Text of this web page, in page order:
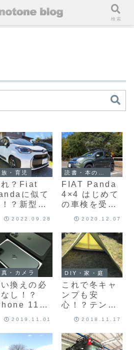
・育児
れ？Fiat
に似て
？新型シ
2022.09.28
FIAT Panda
4×4 はじめて
の車検を受け
2020.12.07
真・カメラ
換えの必
し！？
11
2019.11.01
DIY・家・庭
これで冬キャ
ンプも安
心！？テンマ
テントのスカ
ート（すきま
2018.11.17
検索